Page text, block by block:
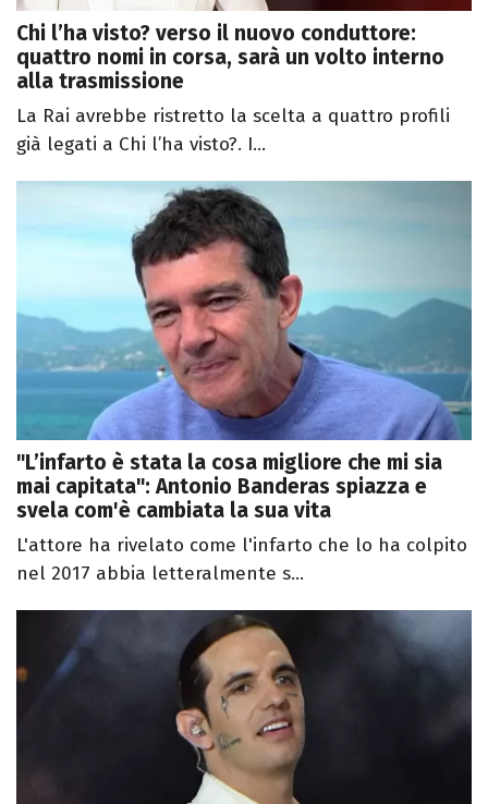
Chi l’ha visto? verso il nuovo conduttore:
quattro nomi in corsa, sarà un volto interno
alla trasmissione
La Rai avrebbe ristretto la scelta a quattro profili
già legati a Chi l’ha visto?. I...
"L’infarto è stata la cosa migliore che mi sia
mai capitata": Antonio Banderas spiazza e
svela com'è cambiata la sua vita
L'attore ha rivelato come l'infarto che lo ha colpito
nel 2017 abbia letteralmente s...